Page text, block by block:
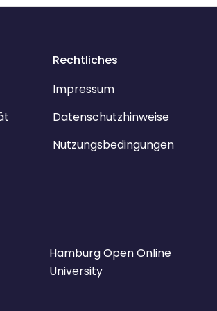
Rechtliches
Impressum
Datenschutzhinweise
Nutzungsbedingungen
Hamburg Open Online
University